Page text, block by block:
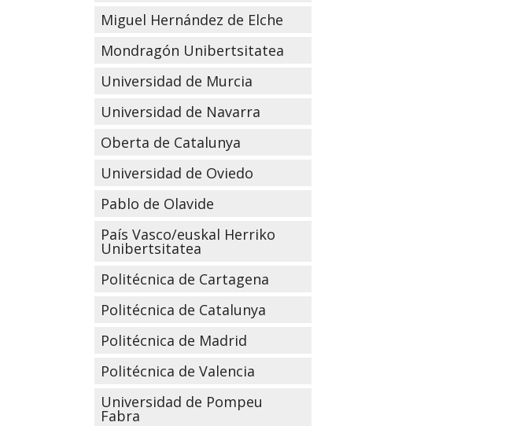
Miguel Hernández de Elche
Mondragón Unibertsitatea
Universidad de Murcia
Universidad de Navarra
Oberta de Catalunya
Universidad de Oviedo
Pablo de Olavide
País Vasco/euskal Herriko
Unibertsitatea
Politécnica de Cartagena
Politécnica de Catalunya
Politécnica de Madrid
Politécnica de Valencia
Universidad de Pompeu
Fabra